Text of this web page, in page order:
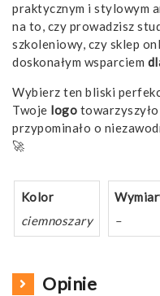
praktycznym i stylowym
na to, czy prowadzisz
szkoleniowy, czy sklep
doskonałym wsparciem
Wybierz ten bliski
Twoje logo
przypominało o
🚀
Kolor
ciemnoszary
–
Opinie